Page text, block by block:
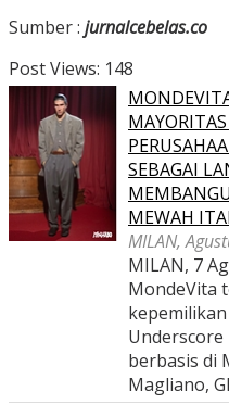
Sumber : jurnalcebelas.co
Post Views: 148
SEBAGAI
MEWAH
MILAN,
MILAN, 7
MondeVita
berbasis di
Magliano,